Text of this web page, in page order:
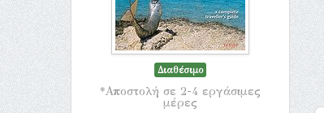
Διαθέσιμο
*Αποστολή σε 2-4 εργάσιμες
μέρες